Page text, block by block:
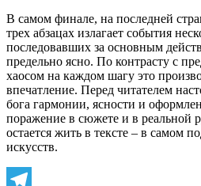
В самом финале, на последней
трех абзацах излагает события
последовавших за основным
предельно ясно. По контрасту с
хаосом на каждом шагу это
впечатление. Перед читателем
бога гармонии, ясности и
поражение в сюжете и в реальной
остается жить в тексте – в самом
искусств.